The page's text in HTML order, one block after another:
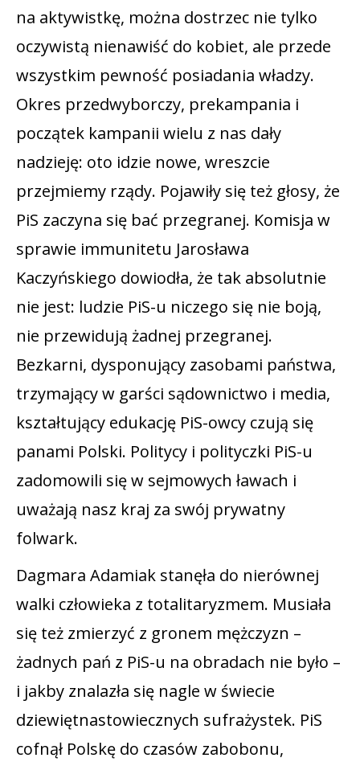
na aktywistkę, można dostrzec nie tylko
oczywistą nienawiść do kobiet, ale przede
wszystkim pewność posiadania władzy.
Okres przedwyborczy, prekampania i
początek kampanii wielu z nas dały
nadzieję: oto idzie nowe, wreszcie
przejmiemy rządy. Pojawiły się też głosy, że
PiS zaczyna się bać przegranej. Komisja w
sprawie immunitetu Jarosława
Kaczyńskiego dowiodła, że tak absolutnie
nie jest: ludzie PiS-u niczego się nie boją,
nie przewidują żadnej przegranej.
Bezkarni, dysponujący zasobami państwa,
trzymający w garści sądownictwo i media,
kształtujący edukację PiS-owcy czują się
panami Polski. Politycy i polityczki PiS-u
zadomowili się w sejmowych ławach i
uważają nasz kraj za swój prywatny
folwark.
Dagmara Adamiak stanęła do nierównej
walki człowieka z totalitaryzmem. Musiała
się też zmierzyć z gronem mężczyzn –
żadnych pań z PiS-u na obradach nie było –
i jakby znalazła się nagle w świecie
dziewiętnastowiecznych sufrażystek. PiS
cofnął Polskę do czasów zabobonu,